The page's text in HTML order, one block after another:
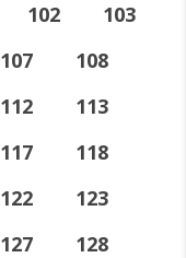
102
103
107
108
112
113
117
118
122
123
127
128